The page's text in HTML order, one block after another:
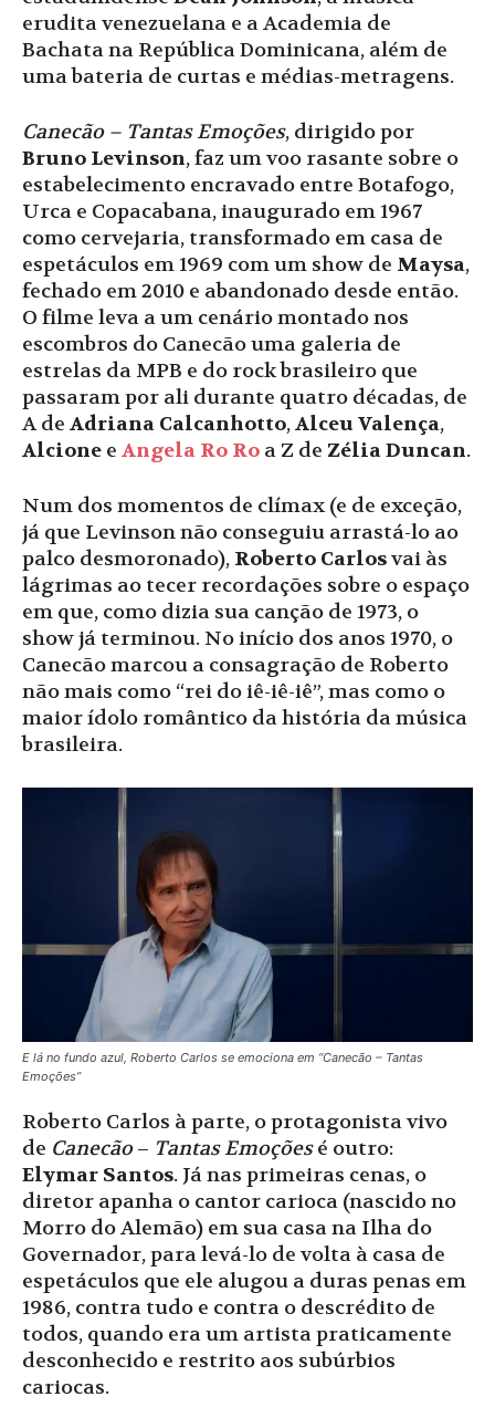
erudita venezuelana e a Academia de
Bachata na República Dominicana, além de
uma bateria de curtas e médias-metragens.
Canecão – Tantas Emoções, dirigido por
Bruno Levinson, faz um voo rasante sobre o
estabelecimento encravado entre Botafogo,
Urca e Copacabana, inaugurado em 1967
como cervejaria, transformado em casa de
espetáculos em 1969 com um show de Maysa,
fechado em 2010 e abandonado desde então.
O filme leva a um cenário montado nos
escombros do Canecão uma galeria de
estrelas da MPB e do rock brasileiro que
passaram por ali durante quatro décadas, de
A de Adriana Calcanhotto,Alceu Valença,
Alcione e Angela Ro Ro a Z de Zélia Duncan.
Num dos momentos de clímax (e de exceção,
já que Levinson não conseguiu arrastá-lo ao
palco desmoronado), Roberto Carlosvai às
lágrimas ao tecer recordações sobre o espaço
em que, como dizia sua canção de 1973, o
show já terminou. No início dos anos 1970, o
Canecão marcou a consagração de Roberto
não mais como “rei do iê-iê-iê”, mas como o
maior ídolo romântico da história da música
brasileira.
E lá no fundo azul, Roberto Carlos se emociona em “Canecão – Tantas
Emoções”
Roberto Carlos à parte, o protagonista vivo
de Canecão– Tantas Emoçõesé outro:
Elymar Santos. Já nas primeiras cenas, o
diretor apanha o cantor carioca (nascido no
Morro do Alemão) em sua casa na Ilha do
Governador, para levá-lo de volta à casa de
espetáculos que ele alugou a duras penas em
1986, contra tudo e contra o descrédito de
todos, quando era um artista praticamente
desconhecido e restrito aos subúrbios
cariocas.